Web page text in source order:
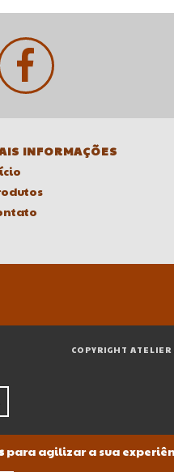
para agilizar a sua
INFORMAÇÕES
COPYRIGHT